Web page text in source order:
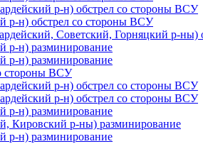
р-н) обстрел со стороны ВСУ
р-н) обстрел со стороны ВСУ
Советский, Горняцкий р-
р-н) разминирование
р-н) разминирование
стороны ВСУ
р-н) обстрел со стороны ВСУ
р-н) обстрел со стороны ВСУ
р-н) разминирование
Кировский р-ны) разминирование
р-н) разминирование